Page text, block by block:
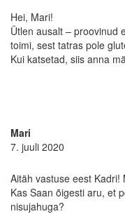
Hei, Mari!
Ütlen ausalt – proovinud
toimi, sest tatras pole
Kui katsetad, siis anna
Mari
7. juuli 2020
Aitäh vastuse eest Kadri!
Kas Saan õigesti aru, et
nisujahuga?